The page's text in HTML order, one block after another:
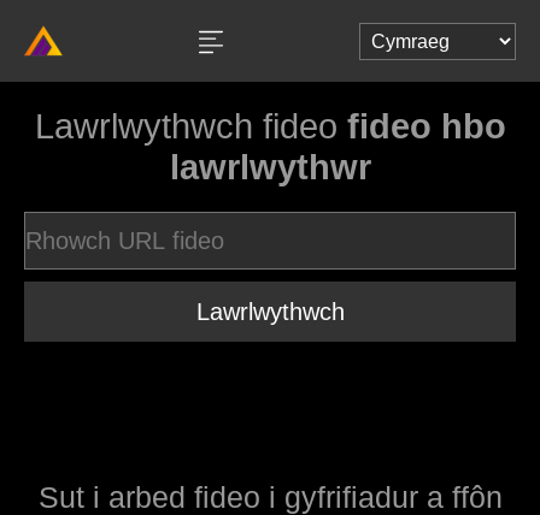
Lawrlwythwch fideo fideo hbo
lawrlwythwr
Lawrlwythwch
Sut i arbed fideo i gyfrifiadur a ffôn